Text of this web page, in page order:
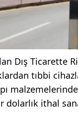
Dış Ticarette
tıbbi
dolarlık ithal